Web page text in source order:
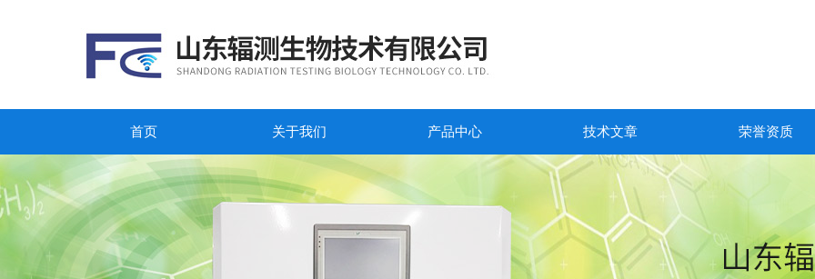
首页 关于我们 产品中心 技术文章 荣誉资质